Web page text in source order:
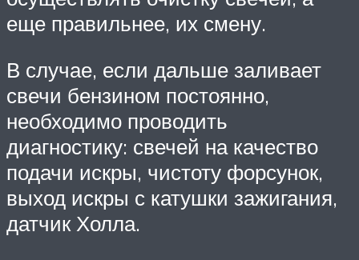
еще правильнее, их смену.
В случае, если дальше заливает
свечи бензином постоянно,
необходимо проводить
диагностику: свечей на качество
подачи искры, чистоту форсунок,
выход искры с катушки зажигания,
датчик Холла.